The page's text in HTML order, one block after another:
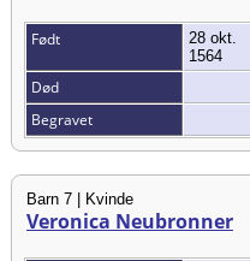
Født
28 okt.
1564
Død
Begravet
Barn 7 | Kvinde
Veronica Neubronner